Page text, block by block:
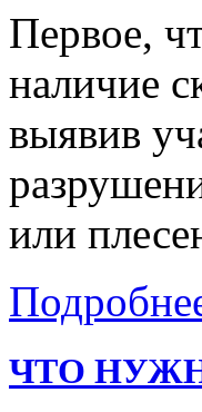
Первое,
наличие
выявив
или
ЧТО